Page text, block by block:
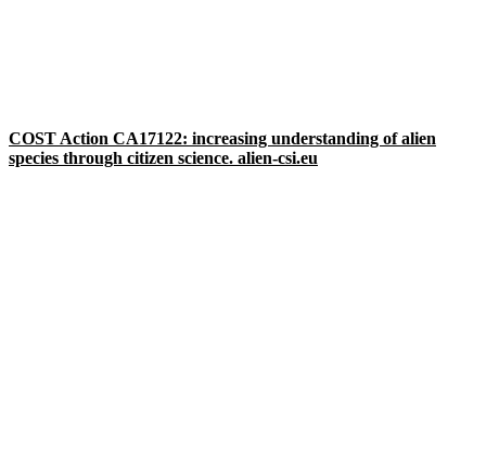
COST Action CA17122: increasing understanding of alien
species through citizen science. alien-csi.eu